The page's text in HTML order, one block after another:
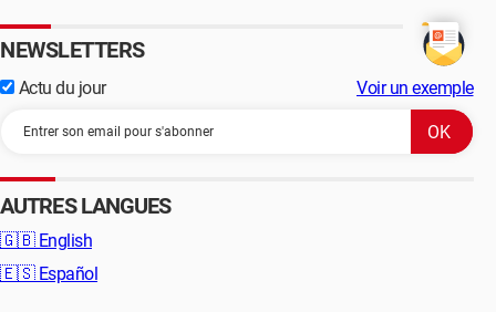
NEWSLETTERS
Actu du jour Voir un exemple
AUTRES LANGUES
🇬🇧 English
🇪🇸 Español